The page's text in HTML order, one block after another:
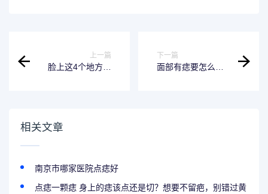
上一篇
脸上这4个地方长
下一篇
面部有痣要怎么祛
相关文章
南京市哪家医院点痣好
点痣一颗痣 身上的痣该点还是切？想要不留疤，别错过黄